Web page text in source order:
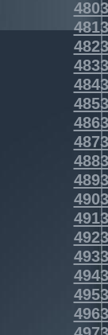
4803
4813
4823
4833
4843
4853
4863
4873
4883
4893
4903
4913
4923
4933
4943
4953
4963